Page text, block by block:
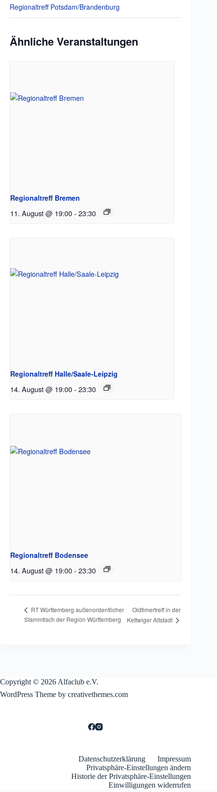
Regionaltreff Potsdam/Brandenburg
Ähnliche Veranstaltungen
Regionaltreff Bremen
11. August @ 19:00- 23:30
Regionaltreff Halle/Saale-Leipzig
14. August @ 19:00- 23:30
Regionaltreff Bodensee
14. August @ 19:00- 23:30
RT Württemberg außenordentlicher
Stammtisch der Region Württemberg
Oldtimertreff in der
Kettwiger Altstadt
Copyright © 2026 Alfaclub e.V.
WordPress Theme by creativethemes.com
Datenschutzerklärung
Impressum
Privatsphäre-Einstellungen ändern
Historie der Privatsphäre-Einstellungen
Einwilligungen widerrufen